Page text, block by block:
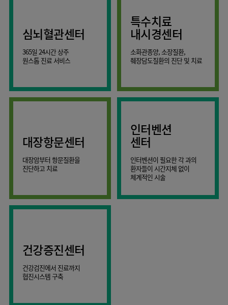
간담췌센터
대장항문센터
AI
스마트케어병동
영상의학과
진단검사의학과
응급의학과
심뇌혈관센터
365일 24시간 상주
원스톱 진료 서비스
특수치료
내시경센터
소화관종양, 소장질환,
췌장담도질환의 진단 및 치료
대장항문센터
대장암부터 항문질환을
진단하고 치료
인터벤션
센터
인터벤션이 필요한 각 과의
환자들이 시간지체 없이
체계적인 시술
건강증진센터
건강검진에서 진료까지
협진시스템 구축